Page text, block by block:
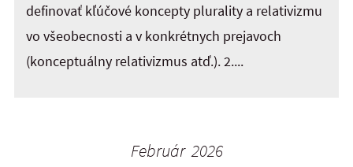
definovať kľúčové koncepty plurality a relativizmu
vo všeobecnosti a v konkrétnych prejavoch
(konceptuálny relativizmus atď.). 2....
Február 2026